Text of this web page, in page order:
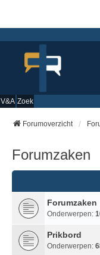
V&A Zoek
Forumoverzicht
Forumzaken
Forumzaken
Onderwerpen:
Prikbord
Onderwerpen: